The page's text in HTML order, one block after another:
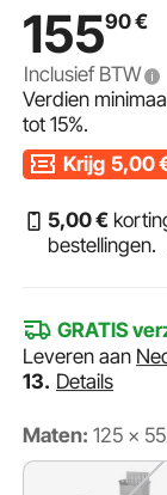
cm
15590€
Inclusief BTW
Verdien
tot15%.
Krijg 5,00
5,00€
bestellingen.
GRATIS
Leveren aan
13. Details
Maten: 125 x